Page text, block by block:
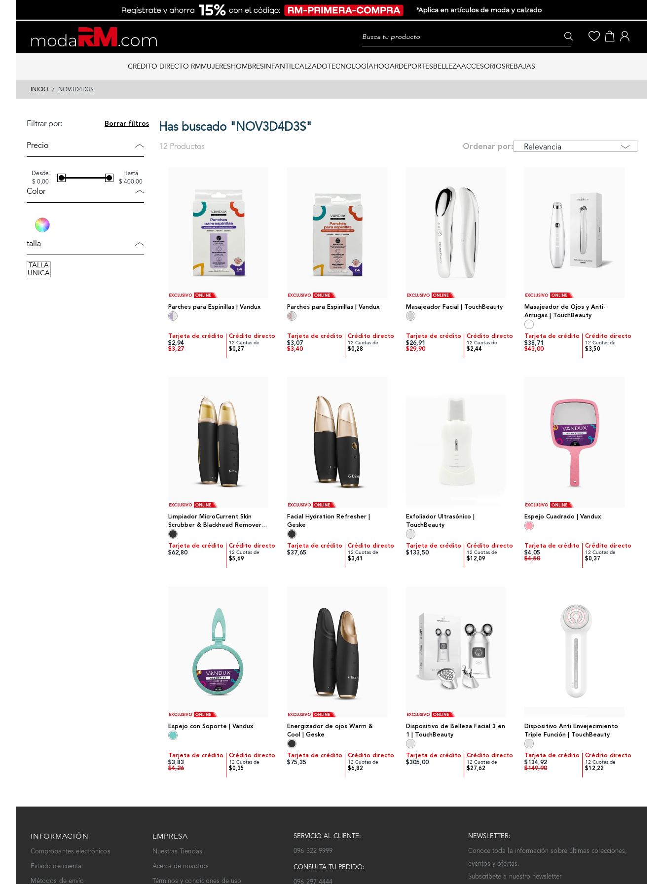
content
navigation
CRÉDITO DIRECTO RMMUJERESHOMBRESINFANTILCALZADOTECNOLOGÍAHOGARDEPORTESBELLEZAACCESORIOSREBAJAS
INICIO NOV3D4D3S
Filtrar por: Borrar filtros
Precio
Desde
$ 0,00
Hasta
$ 400,00
Color
talla
TALLA
UNICA
Has buscado "NOV3D4D3S"
Ordenar por:
12 Productos
Parches para Espinillas | Vandux
Tarjeta de crédito
$2,94
$3,27
Crédito directo
12 Cuotas de
$0,27
Parches para Espinillas | Vandux
Tarjeta de crédito
$3,07
$3,40
Crédito directo
12 Cuotas de
$0,28
Masajeador Facial | TouchBeauty
Tarjeta de crédito
$26,91
$29,90
Crédito directo
12 Cuotas de
$2,44
Masajeador de Ojos y Anti-
Arrugas | TouchBeauty
Tarjeta de crédito
$38,71
$43,00
Crédito directo
12 Cuotas de
$3,50
Limpiador MicroCurrent Skin
Scrubber & Blackhead Remover |
Geske
Tarjeta de crédito
$62,80
Crédito directo
12 Cuotas de
$5,69
Facial Hydration Refresher |
Geske
Tarjeta de crédito
$37,65
Crédito directo
12 Cuotas de
$3,41
Exfoliador Ultrasónico |
TouchBeauty
Tarjeta de crédito
$133,50
Crédito directo
12 Cuotas de
$12,09
Espejo Cuadrado | Vandux
Tarjeta de crédito
$4,05
$4,50
Crédito directo
12 Cuotas de
$0,37
Espejo con Soporte | Vandux
Tarjeta de crédito
$3,83
$4,26
Crédito directo
12 Cuotas de
$0,35
Energizador de ojos Warm &
Cool | Geske
Tarjeta de crédito
$75,35
Crédito directo
12 Cuotas de
$6,82
Dispositivo de Belleza Facial 3 en
1 | TouchBeauty
Tarjeta de crédito
$305,00
Crédito directo
12 Cuotas de
$27,62
Dispositivo Anti Envejecimiento
Triple Función | TouchBeauty
Tarjeta de crédito
$134,92
$149,90
Crédito directo
12 Cuotas de
$12,22
INFORMACIÓN
Comprobantes electrónicos
Estado de cuenta
Métodos de envío
EMPRESA
Nuestras Tiendas
Acerca de nosotros
Términos y condiciones de uso
SERVICIO AL CLIENTE:
096 322 9999
CONSULTA TU PEDIDO:
096 297 4444
NEWSLETTER:
Conoce toda la información sobre últimas colecciones,
eventos y ofertas.
Subscríbete a nuestro newsletter